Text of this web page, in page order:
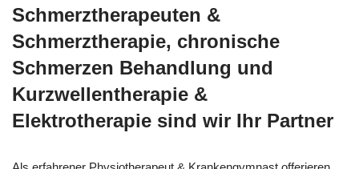
Schmerztherapeuten &
Schmerztherapie, chronische
Schmerzen Behandlung und
Kurzwellentherapie &
Elektrotherapie sind wir Ihr Partner